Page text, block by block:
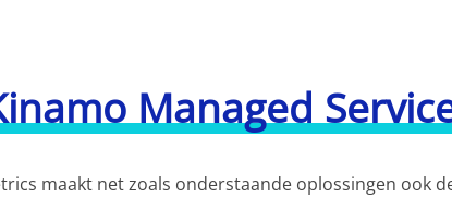
Managed
maakt net zoals onderstaande oplossingen ook